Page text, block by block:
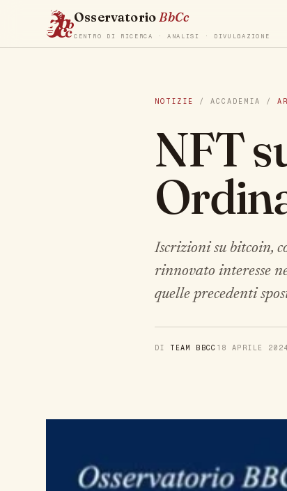
Osservatorio BbCc
CENTRO DI RICERCA · ANALISI · DIVULGAZIONE
NOTIZIE / ACCADEMIA /
NFT
Iscrizioni su bitcoin,
rinnovato interesse
quelle precedenti
DI TEAM BBCC 18 APRILE 2024